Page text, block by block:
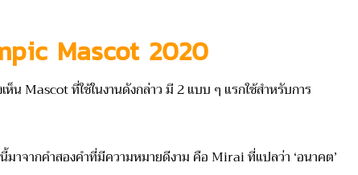
Mascot 2020
น Mascot ที่ใช้ในงานดังกล่าว มี 2 แบบ ๆ แรกใช้สำหรับการ
มาจากคำสองคำที่มีความหมายดีงาม คือ Mirai ที่แปลว่า ‘อนาคต’